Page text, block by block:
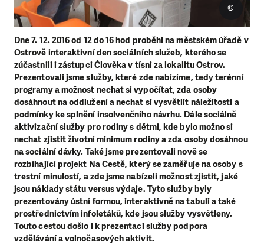
Dne 7. 12. 2016 od 12 do 16 hod proběhl na městském úřadě v
Ostrově interaktivní den sociálních služeb, kterého se
zúčastnili i zástupci Člověka v tísni za lokalitu Ostrov.
Prezentovali jsme služby, které zde nabízíme, tedy terénní
programy a možnost nechat si vypočítat, zda osoby
dosáhnout na oddlužení a nechat si vysvětlit náležitosti a
podmínky ke splnění insolvenčního návrhu. Dále sociálně
aktivizační služby pro rodiny s dětmi, kde bylo možno si
nechat zjistit životní minimum rodiny a zda osoby dosáhnou
na sociální dávky. Také jsme prezentovali nově se
rozbíhající projekt Na Cestě, který se zaměřuje na osoby s
trestní minulostí, a zde jsme nabízeli možnost zjistit, jaké
jsou náklady státu versus výdaje. Tyto služby byly
prezentovány ústní formou, interaktivně na tabuli a také
prostřednictvím infoletáků, kde jsou služby vysvětleny.
Touto cestou došlo i k prezentaci služby podpora
vzdělávání a volnočasových aktivit.
©